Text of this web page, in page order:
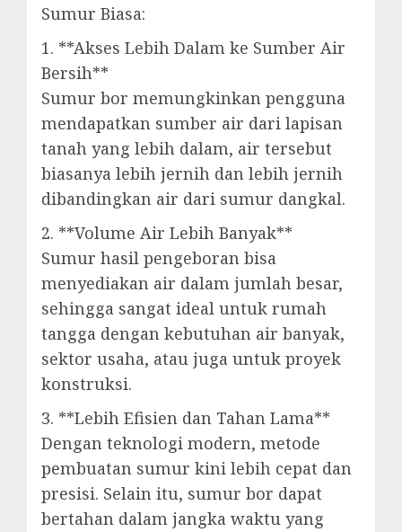
Sumur Biasa:
1. **Akses Lebih Dalam ke Sumber Air
Bersih**
Sumur bor memungkinkan pengguna
mendapatkan sumber air dari lapisan
tanah yang lebih dalam, air tersebut
biasanya lebih jernih dan lebih jernih
dibandingkan air dari sumur dangkal.
2. **Volume Air Lebih Banyak**
Sumur hasil pengeboran bisa
menyediakan air dalam jumlah besar,
sehingga sangat ideal untuk rumah
tangga dengan kebutuhan air banyak,
sektor usaha, atau juga untuk proyek
konstruksi.
3. **Lebih Efisien dan Tahan Lama**
Dengan teknologi modern, metode
pembuatan sumur kini lebih cepat dan
presisi. Selain itu, sumur bor dapat
bertahan dalam jangka waktu yang